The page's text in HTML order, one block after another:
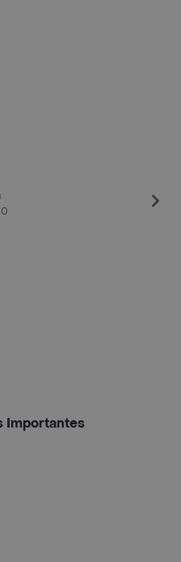
Importantes